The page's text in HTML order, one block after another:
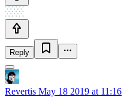
Reply
Revertis May 18 2019 at 11:16